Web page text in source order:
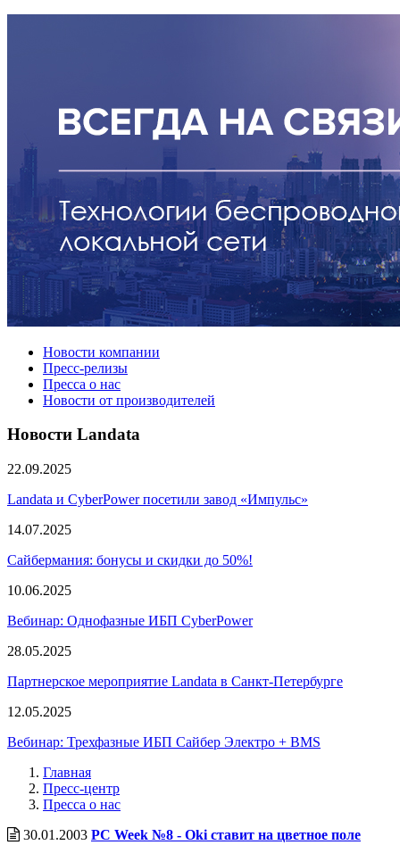
Новости компании
Пресс-релизы
Пресса о нас
Новости от производителей
Новости Landata
22.09.2025
Landata и CyberPower посетили завод «Импульс»
14.07.2025
Сайбермания: бонусы и скидки до 50%!
10.06.2025
Вебинар: Однофазные ИБП CyberPower
28.05.2025
Партнерское мероприятие Landata в Санкт-Петербурге
12.05.2025
Вебинар: Трехфазные ИБП Сайбер Электро + BMS
Главная
Пресс-центр
Пресса о нас
30.01.2003 PC Week №8 - Oki ставит на цветное поле